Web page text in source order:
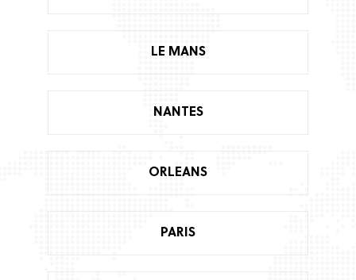
LE MANS
NANTES
ORLEANS
PARIS